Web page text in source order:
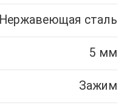
Нержавеющая сталь
5 мм
Зажим